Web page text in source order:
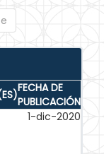
FECHA DE
PUBLICACIÓN
1-dic-2020